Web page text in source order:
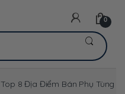
0
Top 8 Địa Điểm Bán Phụ Tùng